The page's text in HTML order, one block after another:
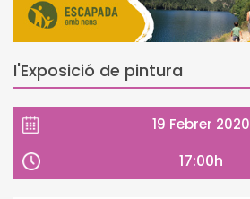
l'Exposició de pintura
19 Febrer 2020
17:00h